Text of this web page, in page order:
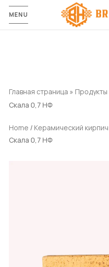
MENU
Главная страница » Продукты
Скала 0,7 НФ
Home / Керамический кирпич
Скала 0,7 НФ